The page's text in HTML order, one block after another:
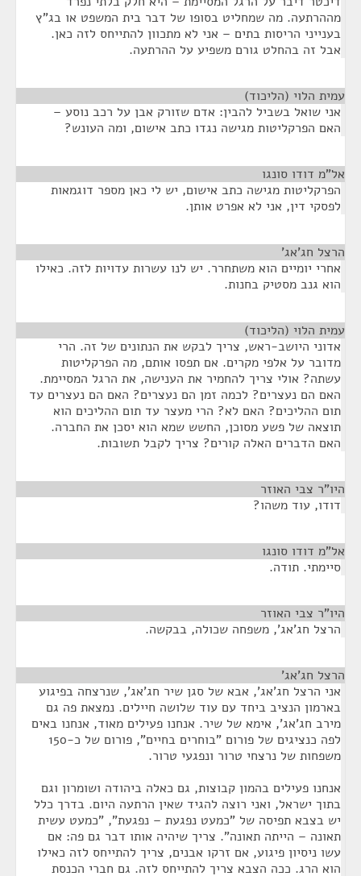
מההרתעה. מה שמחליט בסופו של דבר בית המשפט או בג"ץ
בענייני הריסות בתים – אני לא מתכוון להתייחס לזה כאן.
אבל זה בהחלט גורם משפיע על ההרתעה.
עמית הלוי (הליכוד)
אני שואל בשביל להבין: אדם שזורק אבן על רכב נוסע –
האם הפרקליטות מגישה נגדו כתב אישום, ומה העונש?
אל"מ דודו סונגו
הפרקליטות מגישה כתב אישום, יש לי כאן מספר דוגמאות
לפסקי דין, אני לא אפרט אותן.
הרצל חג'אג'
אחרי יומיים הוא משתחרר. יש לנו עשרות עדויות לזה. כאילו
הוא גנב מסטיק בחנות.
עמית הלוי (הליכוד)
אדוני היושב-ראש, צריך לבקש את הנתונים של זה. הרי
מדובר על אלפי מקרים. אם תפסו אותם, מה הפרקליטות
עשתה? אולי צריך להחמיר את הענישה, את הרגל המסיימת.
האם הם נעצרים? לכמה זמן הם נעצרים? האם הם נעצרים עד
תום ההליכים? האם לא? הרי מעצר עד תום ההליכים הוא
תוצאה של פשע מסוכן, החשש שמא הוא יסכן את החברה.
האם הדברים האלה קורים? צריך לקבל תשובות.
היו"ר צבי האוזר
דודו, עוד משהו?
אל"מ דודו סונגו
סיימתי. תודה.
היו"ר צבי האוזר
הרצל חג'אג', משפחה שכולה, בבקשה.
הרצל חג'אג'
אני הרצל חג'אג', אבא של סגן שיר חג'אג', שנרצחה בפיגוע
בארמון הנציב ביחד עם עוד שלושה חיילים. נמצאת פה גם
מירב חג'אג', אימא של שיר. אנחנו פעילים מאוד, אנחנו באים
לפה כנציגים של פורום "בוחרים בחיים", פורום של כ-150
משפחות של נרצחי טרור ונפגעי טרור.
אנחנו פעילים בהמון קבוצות, גם כאלה ביהודה ושומרון וגם
בתוך ישראל, ואני רוצה להגיד שאין הרתעה היום. בדרך כלל
יש בצבא תפיסה של "כמעט נפגעת – נפגעת", "כמעט עשית
תאונה – הייתה תאונה". צריך שיהיה אותו דבר גם פה: אם
עשו ניסיון פיגוע, אם זרקו אבנים, צריך להתייחס לזה כאילו
הוא הרג. ככה הצבא צריך להתייחס לזה. גם חברי הכנסת